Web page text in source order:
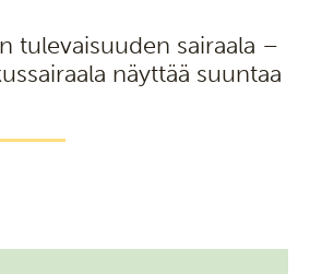
tulevaisuuden sairaala –
näyttää suuntaa